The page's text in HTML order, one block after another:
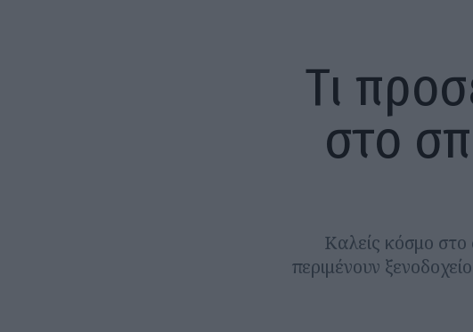
Τι
στο
Καλείς κόσμο στο
περιμένουν